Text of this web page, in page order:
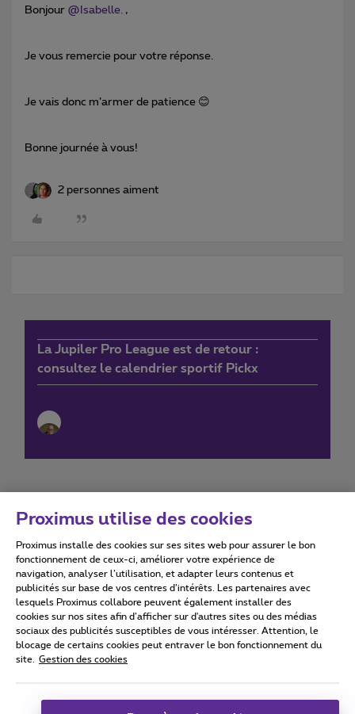
Bonjour @Isabelle. ,
Je vous remercie pour votre réponse.
Je vais donc m’armer de patience 😊
Bonne journée à vous!
2 personnes aiment
La Jupiler Pro League est de retour :
consultez le calendrier sportif Pickx
Conditions d'utilisation Accessibility statement
Tous droits réservés. © 2026
Conditions générales, info consommateur
Coordonnées de l’entreprise
Proximus utilise des cookies
Proximus installe des cookies sur ses sites web pour assurer le bon
fonctionnement de ceux-ci, améliorer votre expérience de
navigation, analyser l’utilisation, et adapter leurs contenus et
publicités sur base de vos centres d’intérêts. Les partenaires avec
lesquels Proximus collabore peuvent également installer des
cookies sur nos sites afin d’afficher sur d'autres sites ou des médias
sociaux des publicités susceptibles de vous intéresser. Attention, le
blocage de certains cookies peut entraver le bon fonctionnement du
site.
Gestion des cookies